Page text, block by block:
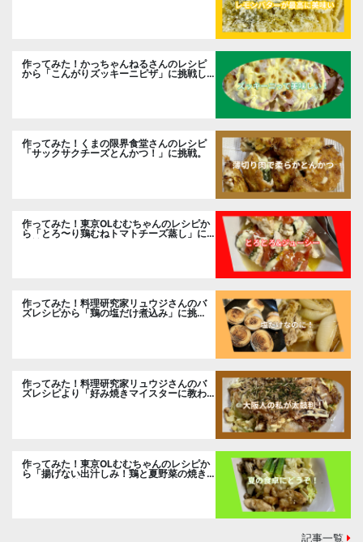
作ってみた！かっちゃんねるさんのレシピ
から「こんがりズッキーニピザ」に挑戦し
ました。
作ってみた！くまの限界食堂さんのレシピ
「サックサクチーズとんかつ！」に挑戦。
作ってみた！東京OLむむちゃんのレシピか
ら「とろ〜り鶏むねトマトチーズ蒸し」に
作ってみた！料理研究家リュウジさんのバ
ズレシピから「鶏の塩だけ煮込み」に挑
作ってみた！料理研究家リュウジさんのバ
ズレシピより「好み焼きマイスターに教わ
作ってみた！東京OLむむちゃんのレシピか
ら「揚げない出汁しみ！鶏と夏野菜の焼き
浸し」に挑戦。
記事一覧